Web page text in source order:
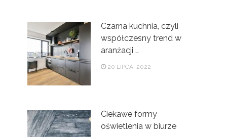
Czarna kuchnia, czyli
współczesny trend w
aranżacji …
20 LIPCA, 2022
Ciekawe formy
oświetlenia w biurze